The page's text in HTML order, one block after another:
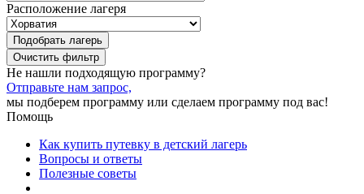
Расположение лагеря
Подобрать лагерь
Не нашли подходящую программу?
Отправьте нам запрос,
мы подберем программу или сделаем программу под вас!
Помощь
Как купить путевку в детский лагерь
Вопросы и ответы
Полезные советы